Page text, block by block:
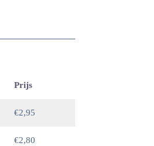
Prijs
€2,95
€2,80